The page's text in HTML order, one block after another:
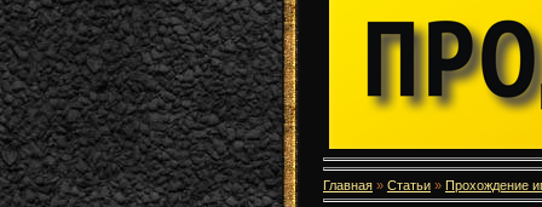
Главная » Статьи » Прохождение